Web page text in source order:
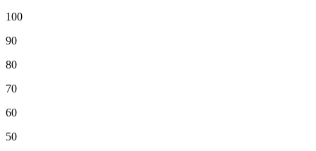
100
90
80
70
60
50